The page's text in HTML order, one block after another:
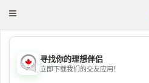
Toggle
💖
寻找你的理想伴侣
立即下载我们的交友应用！